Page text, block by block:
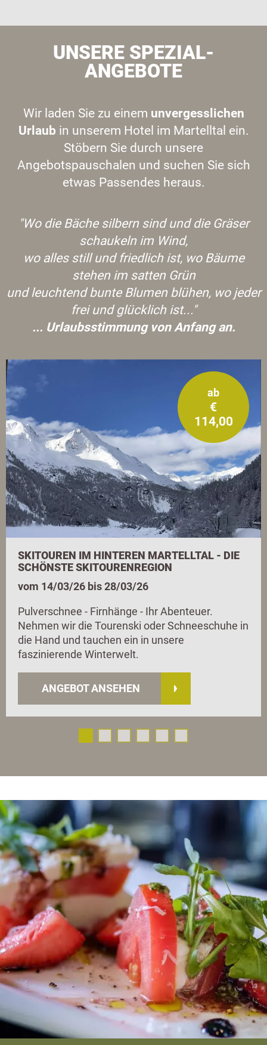
UNSERE SPEZIAL-
ANGEBOTE
Wir laden Sie zu einem unvergesslichen
Urlaub in unserem Hotel im Martelltal ein.
Stöbern Sie durch unsere
Angebotspauschalen und suchen Sie sich
etwas Passendes heraus.
"Wo die Bäche silbern sind und die Gräser
schaukeln im Wind,
wo alles still und friedlich ist, wo Bäume
stehen im satten Grün
und leuchtend bunte Blumen blühen, wo jeder
frei und glücklich ist..."
... Urlaubsstimmung von Anfang an.
ab
€
114,00
SKITOUREN IM HINTEREN MARTELLTAL - DIE
SCHÖNSTE SKITOURENREGION
vom 14/03/26 bis 28/03/26
Pulverschnee - Firnhänge - Ihr Abenteuer.
Nehmen wir die Tourenski oder Schneeschuhe in
die Hand und tauchen ein in unsere
faszinierende Winterwelt.
ANGEBOT ANSEHEN